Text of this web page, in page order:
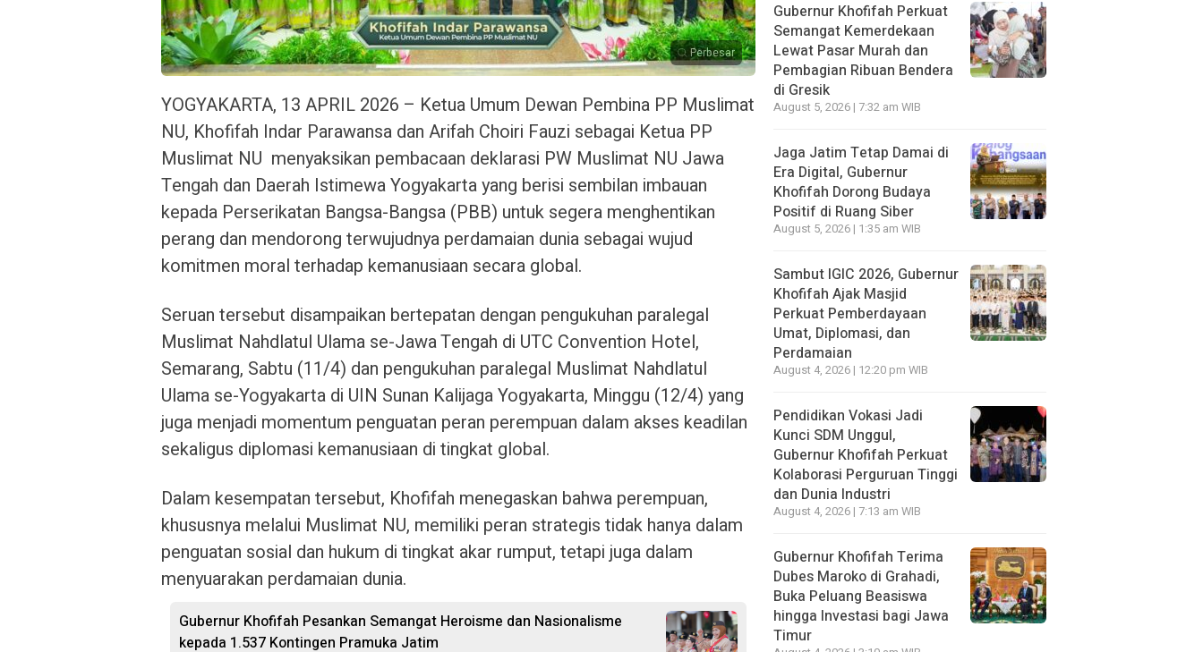
Perbesar
YOGYAKARTA, 13 APRIL 2026 – Ketua Umum Dewan Pembina PP Muslimat
NU, Khofifah Indar Parawansa dan Arifah Choiri Fauzi sebagai Ketua PP
Muslimat NU menyaksikan pembacaan deklarasi PW Muslimat NU Jawa
Tengah dan Daerah Istimewa Yogyakarta yang berisi sembilan imbauan
kepada Perserikatan Bangsa-Bangsa (PBB) untuk segera menghentikan
perang dan mendorong terwujudnya perdamaian dunia sebagai wujud
komitmen moral terhadap kemanusiaan secara global.
Seruan tersebut disampaikan bertepatan dengan pengukuhan paralegal
Muslimat Nahdlatul Ulama se-Jawa Tengah di UTC Convention Hotel,
Semarang, Sabtu (11/4) dan pengukuhan paralegal Muslimat Nahdlatul
Ulama se-Yogyakarta di UIN Sunan Kalijaga Yogyakarta, Minggu (12/4) yang
juga menjadi momentum penguatan peran perempuan dalam akses keadilan
sekaligus diplomasi kemanusiaan di tingkat global.
Dalam kesempatan tersebut, Khofifah menegaskan bahwa perempuan,
khususnya melalui Muslimat NU, memiliki peran strategis tidak hanya dalam
penguatan sosial dan hukum di tingkat akar rumput, tetapi juga dalam
menyuarakan perdamaian dunia.
Gubernur Khofifah Pesankan Semangat Heroisme dan Nasionalisme
kepada 1.537 Kontingen Pramuka Jatim
Gubernur Khofifah Perkuat
Semangat Kemerdekaan
Lewat Pasar Murah dan
Pembagian Ribuan Bendera
di Gresik
August 5, 2026 | 7:32 am WIB
Jaga Jatim Tetap Damai di
Era Digital, Gubernur
Khofifah Dorong Budaya
Positif di Ruang Siber
August 5, 2026 | 1:35 am WIB
Sambut IGIC 2026, Gubernur
Khofifah Ajak Masjid
Perkuat Pemberdayaan
Umat, Diplomasi, dan
Perdamaian
August 4, 2026 | 12:20 pm WIB
Pendidikan Vokasi Jadi
Kunci SDM Unggul,
Gubernur Khofifah Perkuat
Kolaborasi Perguruan Tinggi
dan Dunia Industri
August 4, 2026 | 7:13 am WIB
Gubernur Khofifah Terima
Dubes Maroko di Grahadi,
Buka Peluang Beasiswa
hingga Investasi bagi Jawa
Timur